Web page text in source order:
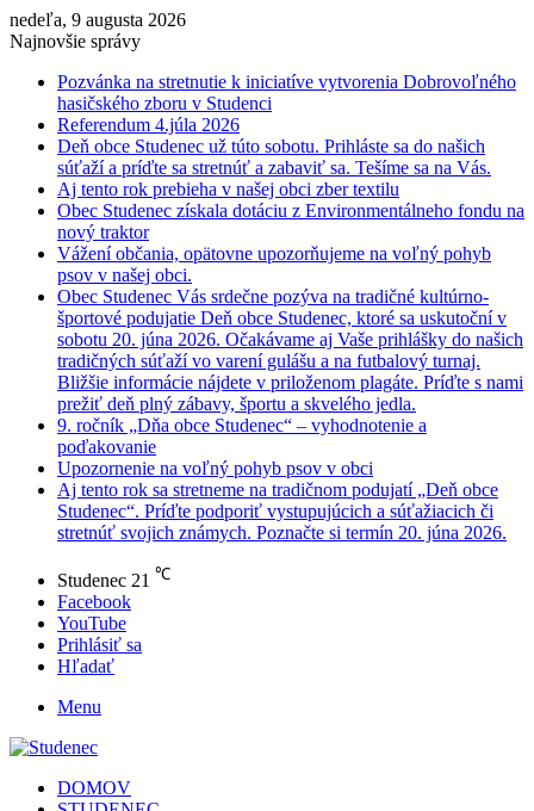
nedeľa, 9 augusta 2026
Najnovšie správy
Pozvánka na stretnutie k iniciatíve vytvorenia Dobrovoľného
hasičského zboru v Studenci
Referendum 4.júla 2026
Deň obce Studenec už túto sobotu. Prihláste sa do našich
súťaží a príďte sa stretnúť a zabaviť sa. Tešíme sa na Vás.
Aj tento rok prebieha v našej obci zber textilu
Obec Studenec získala dotáciu z Environmentálneho fondu na
nový traktor
Vážení občania, opätovne upozorňujeme na voľný pohyb
psov v našej obci.
Obec Studenec Vás srdečne pozýva na tradičné kultúrno-
športové podujatie Deň obce Studenec, ktoré sa uskutoční v
sobotu 20. júna 2026. Očakávame aj Vaše prihlášky do našich
tradičných súťaží vo varení gulášu a na futbalový turnaj.
Bližšie informácie nájdete v priloženom plagáte. Príďte s nami
prežiť deň plný zábavy, športu a skvelého jedla.
9. ročník „Dňa obce Studenec“ – vyhodnotenie a
poďakovanie
Upozornenie na voľný pohyb psov v obci
Aj tento rok sa stretneme na tradičnom podujatí „Deň obce
Studenec“. Príďte podporiť vystupujúcich a súťažiacich či
stretnúť svojich známych. Poznačte si termín 20. júna 2026.
Studenec 21 ℃
Facebook
YouTube
Prihlásiť sa
Hľadať
Menu
DOMOV